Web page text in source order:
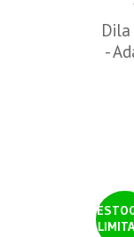
Dila
-